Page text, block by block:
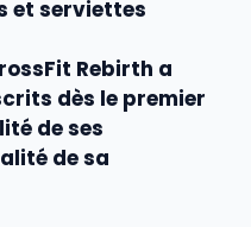
et serviettes
Rebirth a
dès le premier
de ses
de sa